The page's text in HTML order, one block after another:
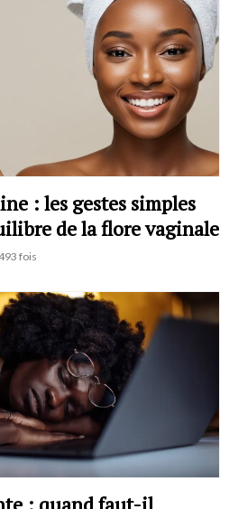
: les gestes simples
de la flore vaginale
fois
: quand faut-il